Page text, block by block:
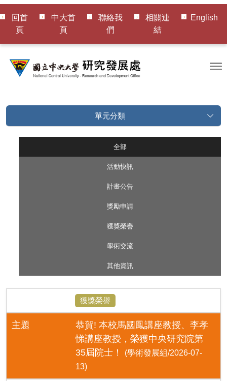
回首
頁
中大首
頁
聯絡我
們
相關連
結
English
單元分類
全部
活動快訊
計畫公告
獎勵申請
獲獎榮譽
學術交流
其他資訊
獲獎榮譽
主題
恭賀! 本校馬國鳳講座教授、李孝
悌講座教授，榮獲中央研究院第
35屆院士！
(學術發展組/2026-07-
13)